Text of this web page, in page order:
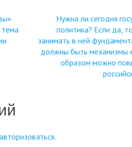
тема
Нужна ли сегодня
политика? Если да,
занимать в ней
должны быть механизмы
образом можно
авторизоваться.